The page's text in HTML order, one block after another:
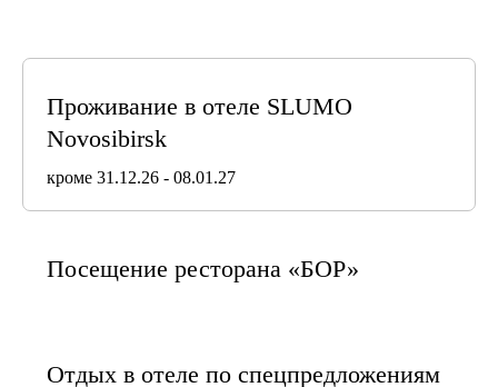
Проживание в отеле SLUMO
Novosibirsk
кроме 31.12.26 - 08.01.27
Посещение ресторана «БОР»
Отдых в отеле по спецпредложениям